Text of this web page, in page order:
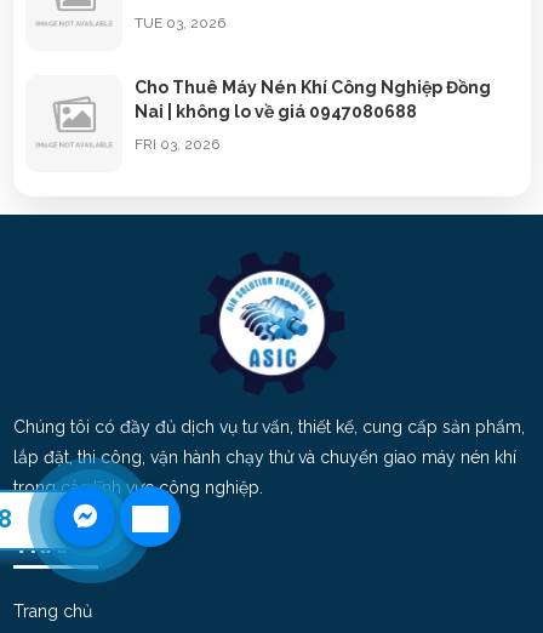
TUE 03, 2026
Cho Thuê Máy Nén Khí Công Nghiệp Đồng
Nai | không lo về giá 0947080688
FRI 03, 2026
Cho Thuê Máy Nén Khí Trục Vít TPHCM |
0947080688
Cho Thuê Máy Sấy Khí Nén tại Dĩ An – Bình
Dương | 09474080688
SAT 11, 2025
Sửa chữa – cho thuê máy nén khí tại Bình
Chúng tôi có đầy đủ dịch vụ tư vấn, thiết kế, cung cấp sản phẩm,
lắp đặt, thi công, vận hành chạy thử và chuyển giao máy nén khí
trong các lĩnh vực công nghiệp.
TRANG
Trang chủ